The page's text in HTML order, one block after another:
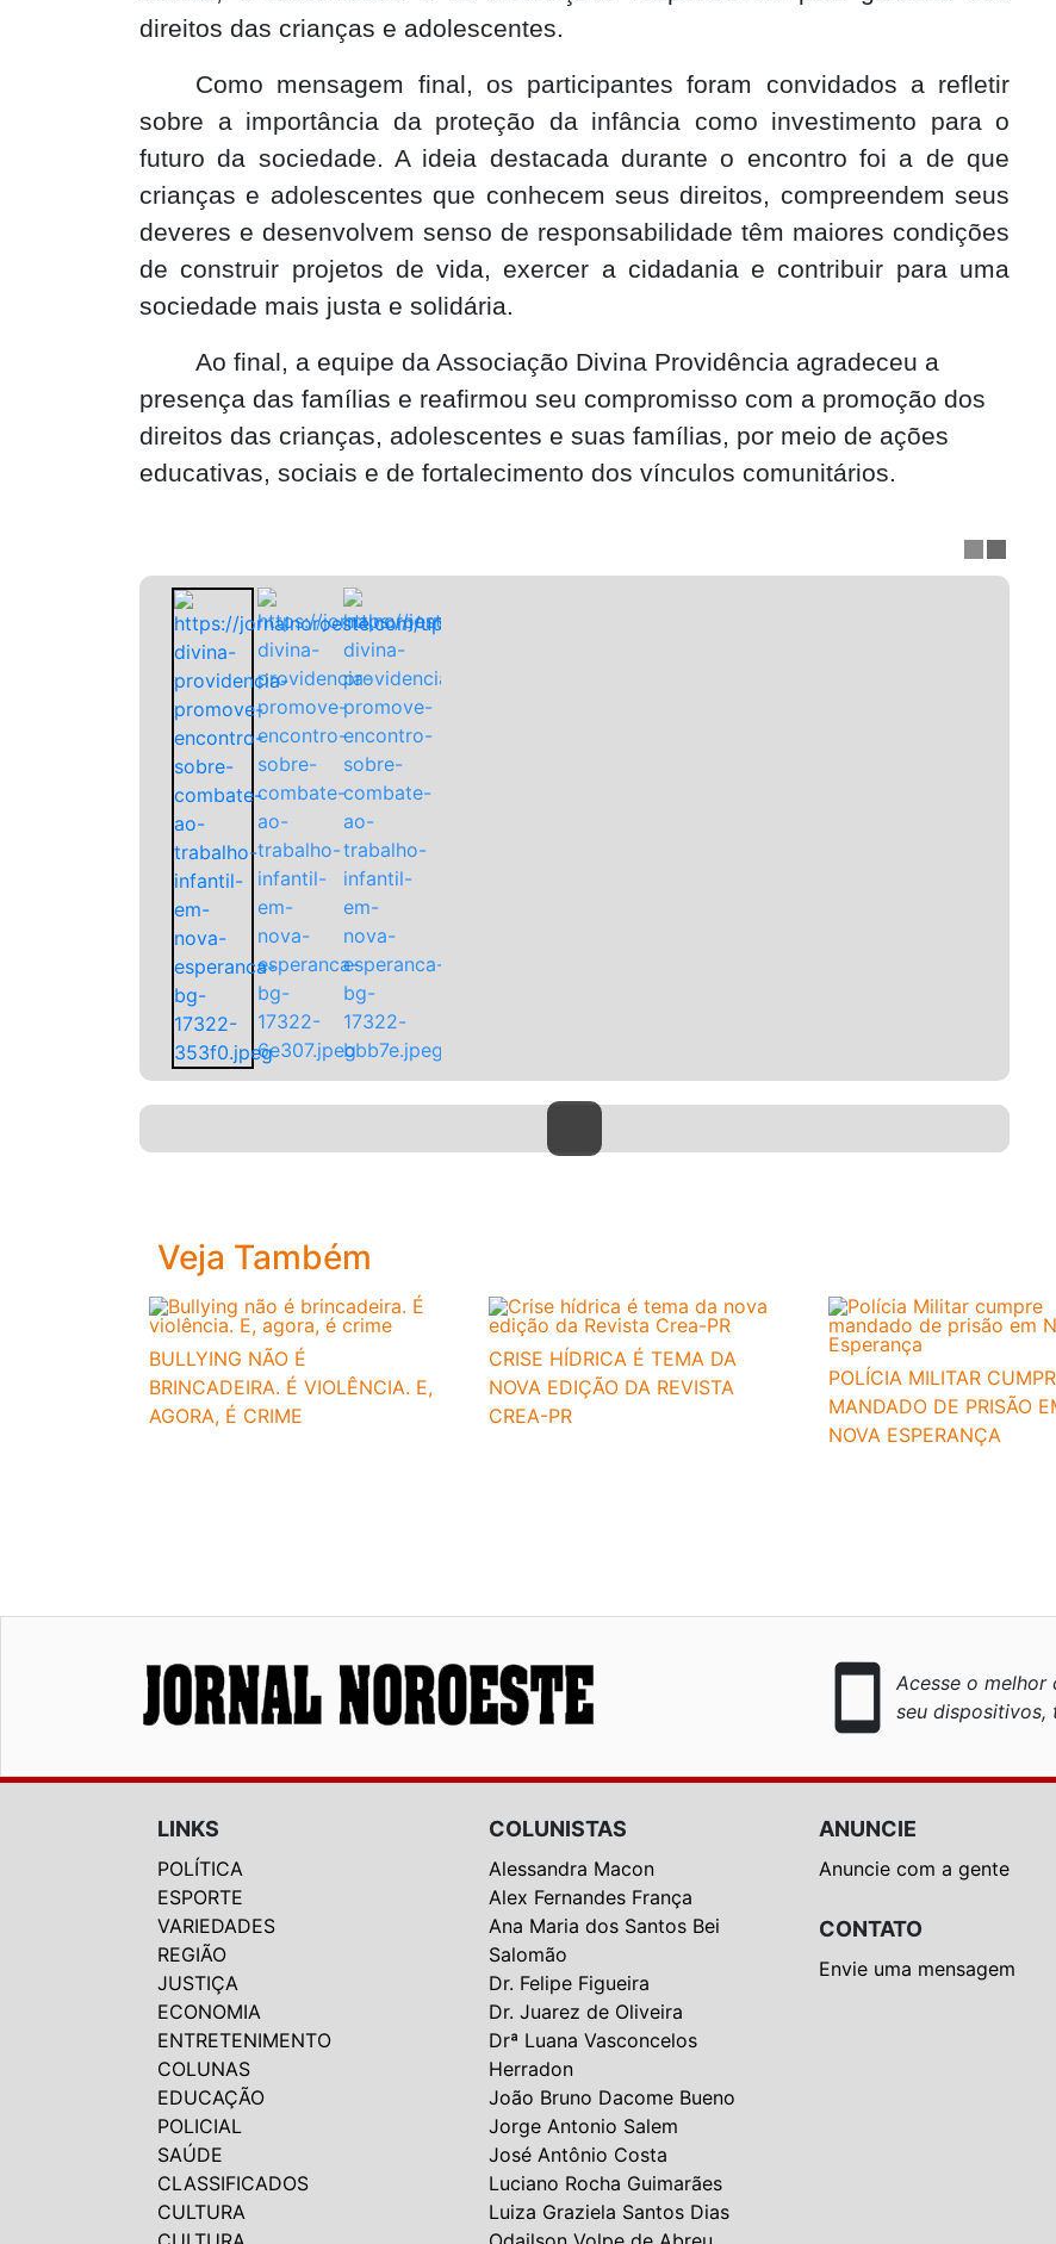
direitos das crianças e adolescentes.
Como mensagem final, os participantes foram convidados a refletir
sobre a importância da proteção da infância como investimento para o
futuro da sociedade. A ideia destacada durante o encontro foi a de que
crianças e adolescentes que conhecem seus direitos, compreendem seus
deveres e desenvolvem senso de responsabilidade têm maiores condições
de construir projetos de vida, exercer a cidadania e contribuir para uma
sociedade mais justa e solidária.
Ao final, a equipe da Associação Divina Providência agradeceu a
presença das famílias e reafirmou seu compromisso com a promoção dos
direitos das crianças, adolescentes e suas famílias, por meio de ações
educativas, sociais e de fortalecimento dos vínculos comunitários.
Veja Também
BULLYING NÃO É
BRINCADEIRA. É VIOLÊNCIA. E,
AGORA, É CRIME
CRISE HÍDRICA É TEMA DA
NOVA EDIÇÃO DA REVISTA
CREA-PR
POLÍCIA MILITAR
MANDADO DE PRISÃO
NOVA ESPERANÇA
smartphone
Acesse o
seu dispositivos,
LINKS
POLÍTICA
ESPORTE
VARIEDADES
REGIÃO
JUSTIÇA
ECONOMIA
ENTRETENIMENTO
COLUNAS
EDUCAÇÃO
POLICIAL
SAÚDE
CLASSIFICADOS
CULTURA
COLUNISTAS
Alessandra Macon
Alex Fernandes França
Ana Maria dos Santos Bei
Salomão
Dr. Felipe Figueira
Dr. Juarez de Oliveira
Drª Luana Vasconcelos
Herradon
João Bruno Dacome Bueno
Jorge Antonio Salem
José Antônio Costa
Luciano Rocha Guimarães
Luiza Graziela Santos Dias
ANUNCIE
Anuncie com a gente
CONTATO
Envie uma mensagem